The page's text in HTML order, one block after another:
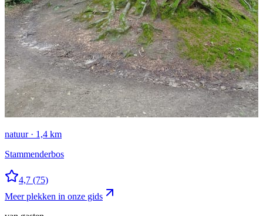
natuur · 1,4 km
Stammenderbos
4,7 (75)
Meer plekken in onze gids